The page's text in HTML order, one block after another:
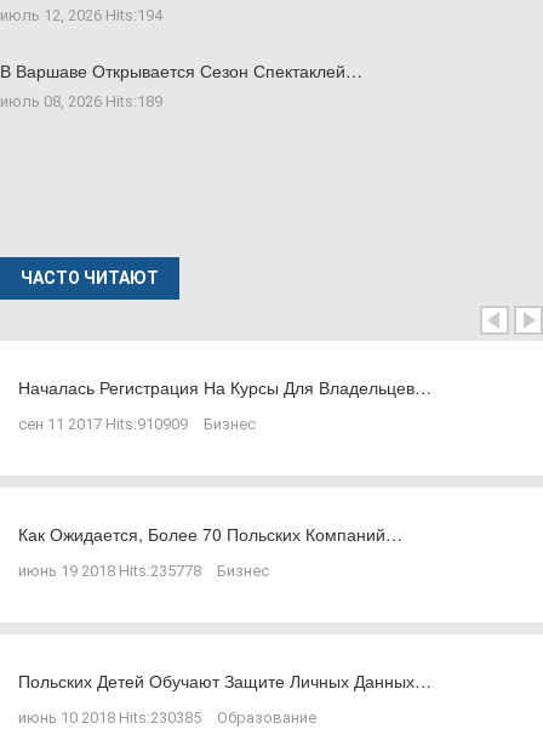
июль 12, 2026 Hits:194
В Варшаве Открывается Сезон Спектаклей…
июль 08, 2026 Hits:189
ЧАСТО ЧИТАЮТ
Началась Регистрация На Курсы Для Владельцев…
сен 11 2017 Hits:910909 Бизнес
Как Ожидается, Более 70 Польских Компаний…
июнь 19 2018 Hits:235778 Бизнес
Польских Детей Обучают Защите Личных Данных…
июнь 10 2018 Hits:230385 Образование